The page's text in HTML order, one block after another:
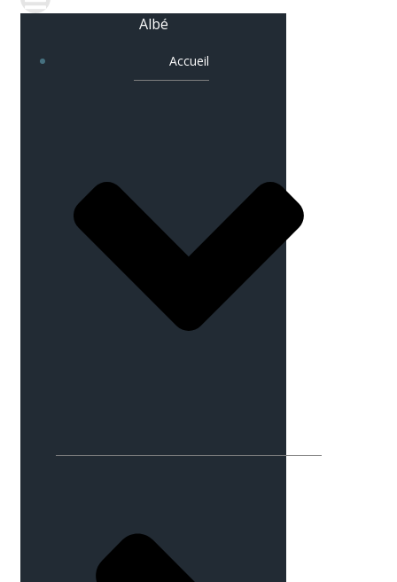
Albé
Accueil